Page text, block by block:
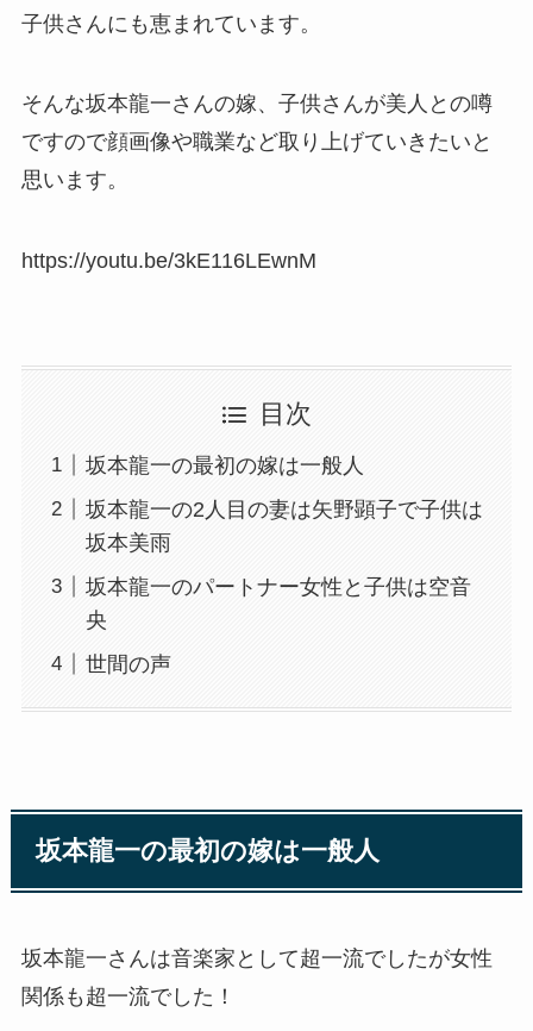
子供さんにも恵まれています。
そんな坂本龍一さんの嫁、子供さんが美人との噂
ですので顔画像や職業など取り上げていきたいと
思います。
https://youtu.be/3kE116LEwnM
目次
坂本龍一の最初の嫁は一般人
坂本龍一の2人目の妻は矢野顕子で子供は
坂本美雨
坂本龍一のパートナー女性と子供は空音
央
世間の声
坂本龍一の最初の嫁は一般人
坂本龍一さんは音楽家として超一流でしたが女性
関係も超一流でした！